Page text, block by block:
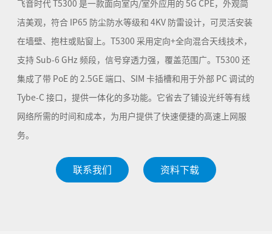
飞音时代 T5300 是一款面向室内/室外应用的 5G CPE，外观简
洁美观，符合 IP65 防尘防水等级和 4KV 防雷设计，可灵活安装
在墙壁、抱柱或贴窗上。T5300 采用定向+全向混合天线技术，
支持 Sub-6 GHz 频段，信号穿透力强，覆盖范围广。T5300 还
集成了带 PoE 的 2.5GE 端口、SIM 卡插槽和用于外部 PC 调试的
Tybe-C 接口，提供一体化的多功能。它省去了铺设光纤等有线
网络所需的时间和成本，为用户提供了快速便捷的高速上网服
务。
联系我们 资料下载